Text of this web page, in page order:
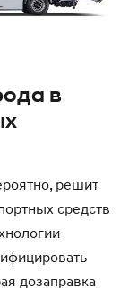
в
решит
средств
дозаправка